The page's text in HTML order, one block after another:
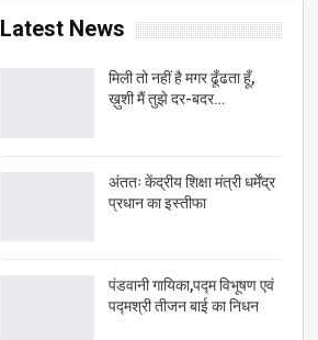
Latest News
मिली तो नहीं है मगर ढूँढता हूँ,
ख़ुशी मैं तुझे दर-बदर…
अंततः केंद्रीय शिक्षा मंत्री धर्मेंद्र
प्रधान का इस्तीफा
पंडवानी गायिका,पद्म विभूषण एवं
पद्मश्री तीजन बाई का निधन